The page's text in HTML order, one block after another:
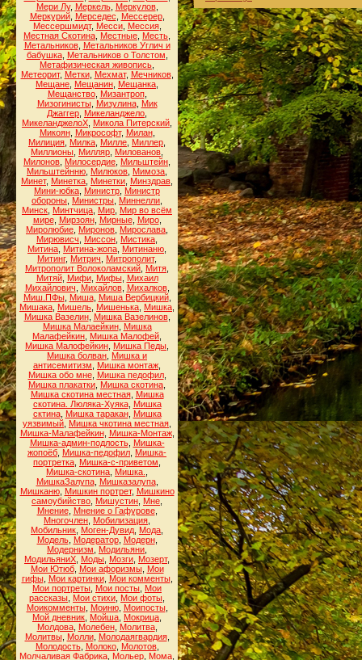
Мери Лу, Меркель, Меркулов,
Меркурий, Мерседес Мессерер,
Мессершмидт, Месси, Мессия,
Местная Скотина Местные Месть
Метальников, Метальников Углич и
бабушка, Метальников о Толстом
Метафизическая живопись
Метеорит, Метки, Мехмат, Мечников,
Мещане Мещанин Мещанка
Мещанство, Мизантроп,
Мизогинисты, Мизулина, Мик
Джаггер Микеланджело
МикеланджелоХ Микола Питерский
Микоян, Микрософт, Милан,
Милиция Милка Милле Миллер
Миллионы Милляр Милованов
Милонов Милосердие Мильштейн
Мильштейнню Милюков Мимоза
Минет, Минетка Минетки Минздрав
Мини-юбка Министр Министр
обороны Министры Миннелли
Минск Минтчица Мир Мир во всём
мире, Мирзоян, Мирные, Миро,
Миролюбие Миронов Мирослава
Мирювисч
Миссон Мистика
Митина Митина-жопа Митинаню
Митинг, Митрич Митрополит,
Митрополит Волоколамский Митя
Митяй, Мифи, Мифы, Михаил
Михайлович
Михайлов, Михалков,
Миш.ПФы, Миша, Миша Вербицкий,
Мишака Мишель Мишенька Мишка
Мишка Вазелин, Мишка Вазелинов,
Мишка Малаейкин, Мишка
Малафейкин Мишка Малофей
Мишка Малофейкин Мишка Педы
Мишка болван Мишка и
антисемитизм
Мишка монтаж
Мишка обо мне, Мишка педофил,
Мишка плакатки Мишка скотина
Мишка скотина местная, Мишка
скотина. Люляка-Хуяка, Мишка
сктина, Мишка таракан, Мишка
уязвимый Мишка чкотина местная
Мишка-Малафейкин, Мишка-Монтаж,
Мишка-админ-подлость, Мишка-
жопоёб Мишка-педофил Мишка-
портретка Мишка-с-приветом
Мишка-скотина Мишка.
МишкаЗалупа, Мишказалупа,
Мишканю, Мишкин портрет, Мишкино
самоубийство Мишустин Мне
Мнение, Мнение о Гафурове,
Многочлен Мобилизация
Мобильник Моген-Дувид Мода
Модель, Модератор, Модерн,
Модернизм
Модильяни
МодильяниХ Моды Мозги Мозерт,
Мои Ютюб, Мои афоризмы, Мои
гифы, Мои картинки, Мои комменты,
Мои портреты Мои посты Мои
рассказы Мои стихи Мои фоты
Моикомменты, Моиню, Моипосты,
Мой дневник Мойша Мокрица
Молдова, Молебен, Молитва,
Молитвы, Молли, Молодаягвардия,
Молодость, Молоко, Молотов,
Молчаливая Фабрика Мольер Мома